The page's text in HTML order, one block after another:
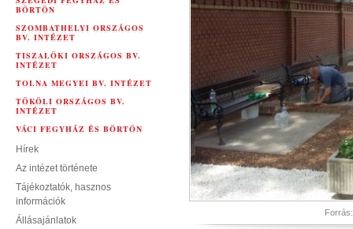
BÖRTÖN
SZOMBATHELYI ORSZÁGOS
BV. INTÉZET
TISZALÖKI ORSZÁGOS BV.
INTÉZET
TOLNA MEGYEI BV. INTÉZET
TÖKÖLI ORSZÁGOS BV.
INTÉZET
VÁCI FEGYHÁZ ÉS BÖRTÖN
Hírek
Az intézet története
Tájékoztatók, hasznos
információk
Állásajánlatok